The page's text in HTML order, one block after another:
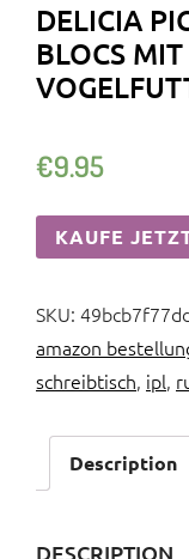
DELICIA
BLOCS
€9.95
KAUFE
SKU:
amazon
schreibtisch, ipl,
Description
DESCRIPTION